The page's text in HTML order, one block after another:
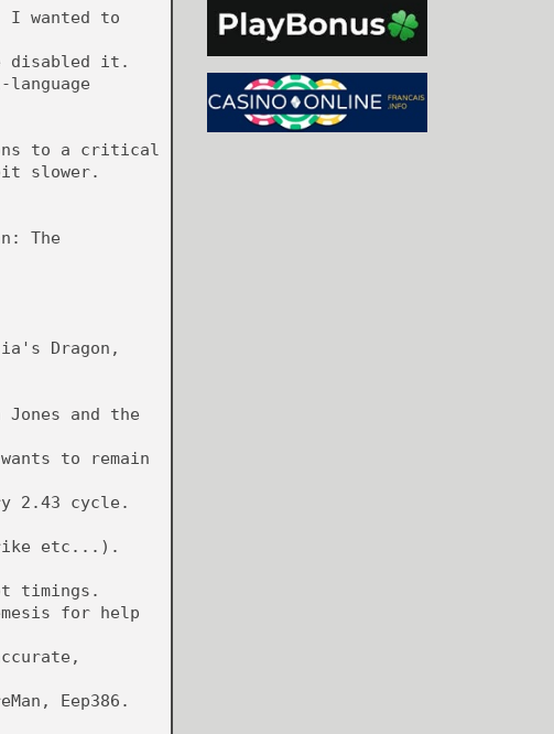
I wanted to
disabled it.
to a critical
slower.
The
Dragon,
and the
to remain
2.43 cycle.
etc...).
timings.
for help
Eep386.